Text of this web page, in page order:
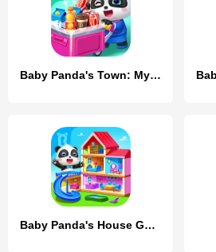
Baby Panda's Town: My Dream
Baby Panda's House Games